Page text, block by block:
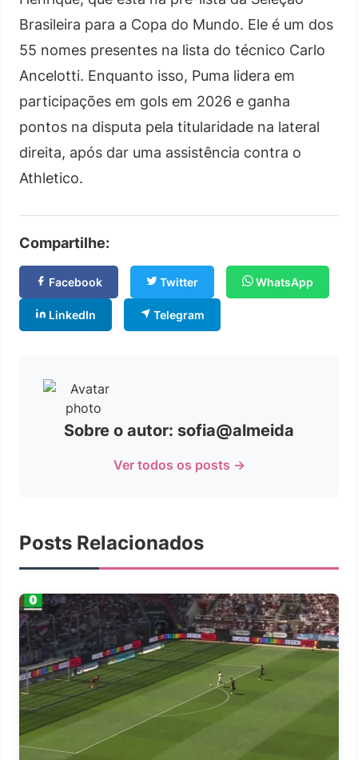
Brasileira para a Copa do Mundo. Ele é um dos
55 nomes presentes na lista do técnico Carlo
Ancelotti. Enquanto isso, Puma lidera em
participações em gols em 2026 e ganha
pontos na disputa pela titularidade na lateral
direita, após dar uma assistência contra o
Athletico.
Compartilhe:
Facebook Twitter WhatsApp
LinkedIn Telegram
Sobre o autor: sofia@almeida
Ver todos os posts →
Posts Relacionados